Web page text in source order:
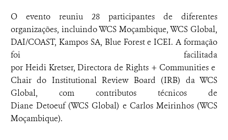
O evento reuniu 28 participantes de diferentes
organizações, incluindo WCS Moçambique, WCS Global,
DAI/COAST, Kampos SA, Blue Forest e ICEI. A formação
foi facilitada
por Heidi Kretser, Directora de Rights + Communities e
Chair do Institutional Review Board (IRB) da WCS
Global, com contributos técnicos de
Diane Detoeuf (WCS Global) e Carlos Meirinhos (WCS
Moçambique).